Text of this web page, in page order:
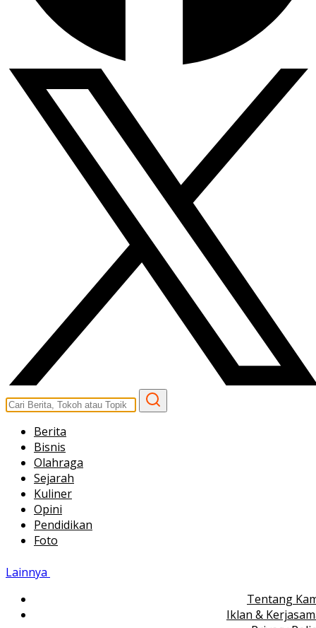
Berita
Bisnis
Olahraga
Sejarah
Kuliner
Opini
Pendidikan
Foto
Lainnya
Tentang
Iklan &